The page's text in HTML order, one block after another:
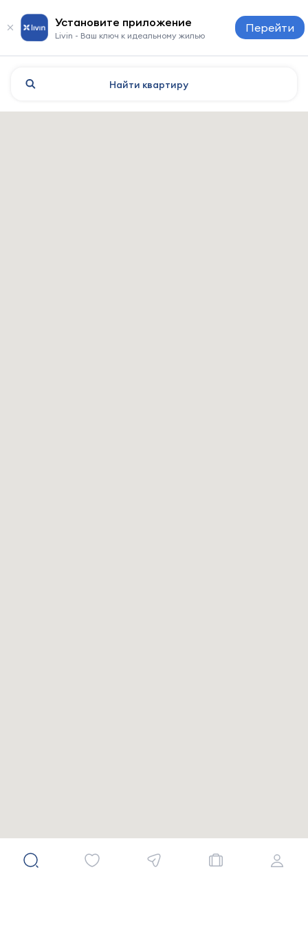
Установите приложение
Livin - Ваш ключ к идеальному жилью
Перейти
Найти квартиру
Milan: отели и жильё